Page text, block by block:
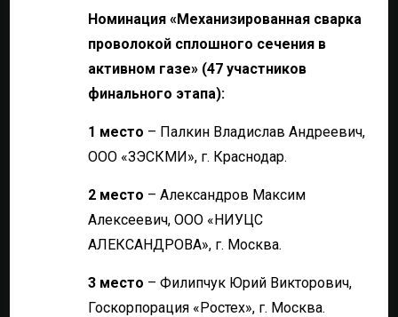
Номинация «Механизированная сварка
проволокой сплошного сечения в
активном газе» (47 участников
финального этапа):
1 место – Палкин Владислав Андреевич,
ООО «ЗЭСКМИ», г. Краснодар.
2 место – Александров Максим
Алексеевич, ООО «НИУЦС
АЛЕКСАНДРОВА», г. Москва.
3 место – Филипчук Юрий Викторович,
Госкорпорация «Ростех», г. Москва.